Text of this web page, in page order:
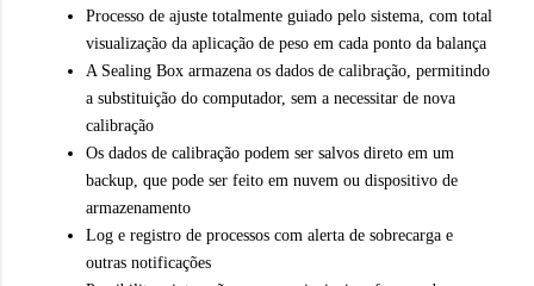
Processo de ajuste totalmente guiado pelo sistema, com total
visualização da aplicação de peso em cada ponto da balança
A Sealing Box armazena os dados de calibração, permitindo
a substituição do computador, sem a necessitar de nova
calibração
Os dados de calibração podem ser salvos direto em um
backup, que pode ser feito em nuvem ou dispositivo de
armazenamento
Log e registro de processos com alerta de sobrecarga e
outras notificações